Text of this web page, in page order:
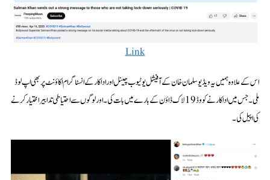
Link
اس کے علاوہ ہمیں یہ ویڈیو سلمان خان کے آفیشل یوٹیوب چینل اور اداکار کے انسٹاگرام اکاؤنٹ پر بھی اپ لوڈ
ملی۔ جس میں اداکار نے کووڈ 19 لاک ڈاؤن کے بارے میں بات کی۔ اور لوگوں سے احتیاطی تدابیر اختیار کرنے
کی اپیل کی۔